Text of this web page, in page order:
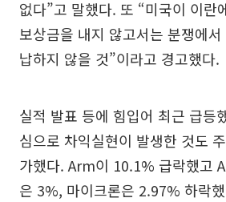
없다”고 말했다. 또 “미국이 이란
보상금을 내지 않고서는 분쟁에
납하지 않을 것”이라고 경고했다.
실적 발표 등에 힘입어 최근 급등
심으로 차익실현이 발생한 것도
가했다. Arm이 10.1% 급락했고
은 3%, 마이크론은 2.97% 하락